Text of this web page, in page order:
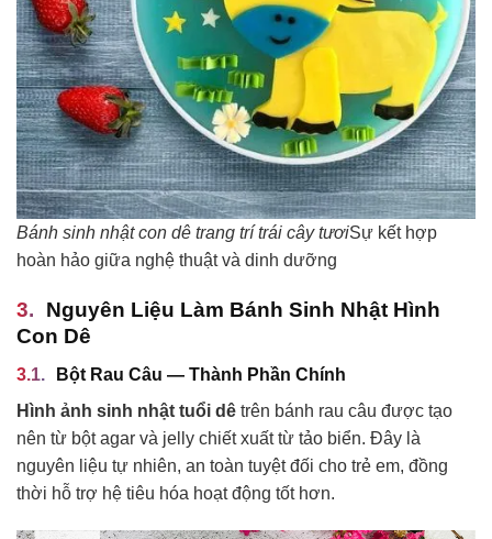
Bánh sinh nhật con dê trang trí trái cây tươiSự kết hợp
hoàn hảo giữa nghệ thuật và dinh dưỡng
Nguyên Liệu Làm Bánh Sinh Nhật Hình
Con Dê
Bột Rau Câu — Thành Phần Chính
Hình ảnh sinh nhật tuổi dê trên bánh rau câu được tạo
nên từ bột agar và jelly chiết xuất từ tảo biển. Đây là
nguyên liệu tự nhiên, an toàn tuyệt đối cho trẻ em, đồng
thời hỗ trợ hệ tiêu hóa hoạt động tốt hơn.